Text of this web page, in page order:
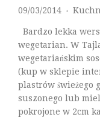
09/03/2014 ♦
Bardzo lekka
wegetarian. W
wegetariańskim
(kup w sklepie
plastrów świeżego
suszonego lub
pokrojone w 2cm